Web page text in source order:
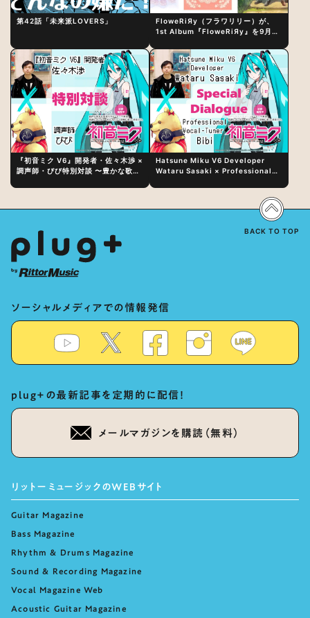
第42話「未来派LOVERS」
FloweRiЯy（フラワリリー）が、
1st Album『FloweRiЯy』を9月23
『初音ミク V6』開発者・佐々木渉 ×
調声師・びび特別対談 〜豊かな歌声
Hatsune Miku V6 Developer
Wataru Sasaki × Professional
Vocal Expression Lies in “Love
for the singing characters” and
ソーシャルメディアでの情報発信
plug+の最新記事を定期的に配信！
メールマガジンを購読（無料）
リットーミュージックのWEBサイト
Guitar Magazine
Bass Magazine
Rhythm & Drums Magazine
Sound & Recording Magazine
Vocal Magazine Web
Acoustic Guitar Magazine
BACK TO TOP